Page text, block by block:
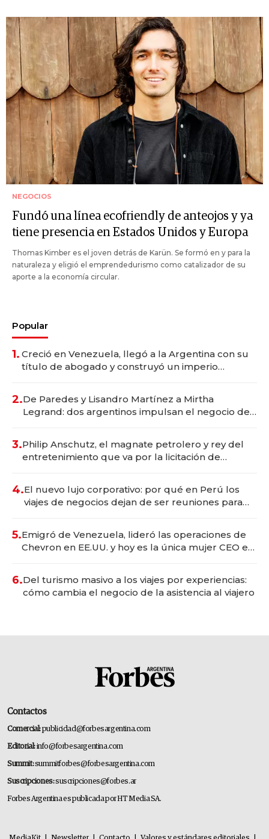
NEGOCIOS
Fundó una línea ecofriendly de anteojos y ya
tiene presencia en Estados Unidos y Europa
Thomas Kimber es el joven detrás de Karün. Se formó en y para la
naturaleza y eligió el emprendedurismo como catalizador de su
aporte a la economía circular.
Popular
1. Creció en Venezuela, llegó a la Argentina con su
título de abogado y construyó un imperio
2.De Paredes y Lisandro Martínez a Mirtha
Legrand: dos argentinos impulsan el negocio del
3.Philip Anschutz, el magnate petrolero y rey del
entretenimiento que va por la licitación de
4.El nuevo lujo corporativo: por qué en Perú los
viajes de negocios dejan de ser reuniones para
5.Emigró de Venezuela, lideró las operaciones de
Chevron en EE.UU. y hoy es la única mujer CEO en
6.Del turismo masivo a los viajes por experiencias:
cómo cambia el negocio de la asistencia al viajero
Contactos
Comercial:publicidad@forbesargentina.com
Editorial:info@forbesargentina.com
Summit:summitforbes@forbesargentina.com
Suscripciones:suscripciones@forbes.ar
Forbes Argentina es publicada por HT Media SA.